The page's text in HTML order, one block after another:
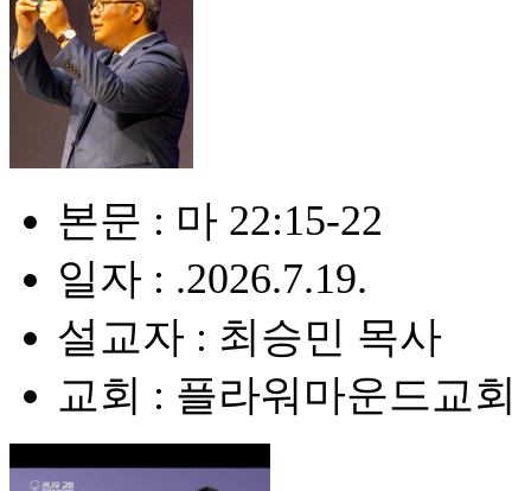
본문 : 마 22:15-22
일자 : .2026.7.19.
설교자 : 최승민 목사
교회 : 플라워마운드교회